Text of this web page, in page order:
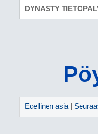
DYNASTY
Edellinen asia